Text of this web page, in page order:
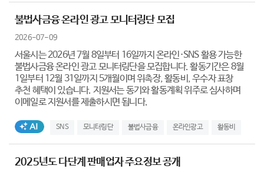
불법사금융 온라인 광고 모니터링단 모집
2026-07-09
서울시는 2026년 7월 8일부터 16일까지 온라인·SNS 활용 가능한
불법사금융 온라인 광고 모니터링단을 모집합니다. 활동기간은 8월
1일부터 12월 31일까지 5개월이며 위촉장, 활동비, 우수자 표창
추천 혜택이 있습니다. 지원서는 동기와 활동계획 위주로 심사하며
이메일로 지원서를 제출하시면 됩니다.
AI생성태그 SNS 모니터링단 불법사금융 온라인광고 활동비
2025년도 다단계 판매업자 주요정보 공개